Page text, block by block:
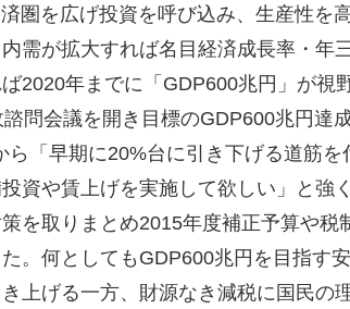
圏を広げ投資を呼び込み、生産性を
需が拡大すれば名目経済成長率・年
2020年までに「GDP600兆円」が視
問会議を開き目標のGDP600兆円達
ら「早期に20%台に引き下げる道筋
資や賃上げを実施して欲しい」と強
を取りまとめ2015年度補正予算や税
。何としてもGDP600兆円を目指す
上げる一方、財源なき減税に国民の